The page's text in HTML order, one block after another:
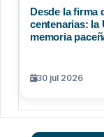
Desde la firma
centenarias: la
memoria
30 jul 2026